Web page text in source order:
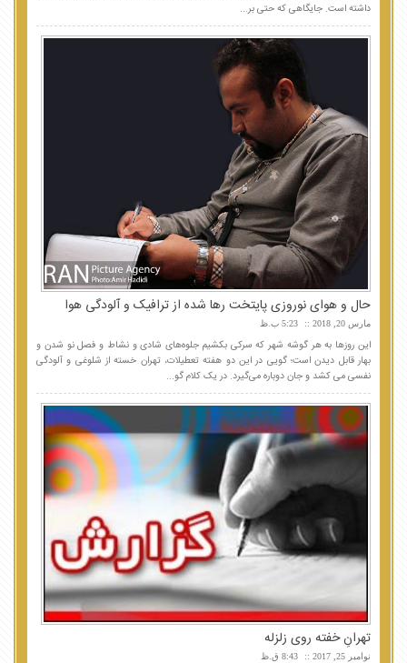
داشته است. جایگاهی که حتی بر...
حال و هوای نوروزی پایتخت رها شده از ترافیک و آلودگی هوا
مارس 20, 2018 5:23 ب.ظ
این روزها به هر گوشه شهر که سرکی بکشیم جلوه‌های شادی و نشاط و فصل نو شدن و
بهار قابل دیدن است؛ گویی در این دو هفته تعطیلات، تهران خسته از شلوغی و آلودگی
نفسی می کشد و جان دوباره می‌گیرد. در یک کلام گو...
تهرانِ خفته روی زلزله
نوامبر 25, 2017 8:43 ق.ظ